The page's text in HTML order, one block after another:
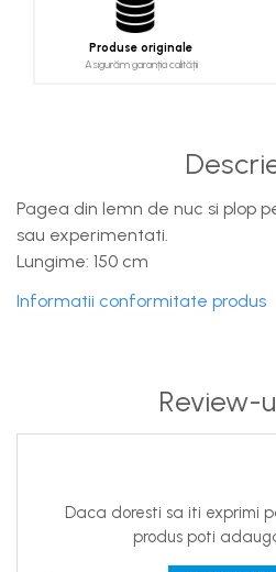
Genți și portbagaje de biciclete
Produse originale
Asigurăm garanția calității
Pagea din lemn de nuc si plop
sau experimentati.
Lungime: 150 cm
Informatii conformitate produs
Review-
Daca doresti sa iti exprimi
produs poti